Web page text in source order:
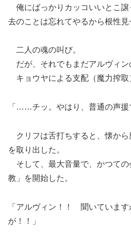
俺にばっかりカッコいいとこ
去のことは忘れてやるから根性見
二人の魂の叫び。
だが、それでもまだアルヴィン
キョウヤによる支配（魔力搾取
「……チッ。やはり、普通の声援
クリフは舌打ちすると、懐から
を取り出した。
そして、最大音量で、かつての
教」を開始した。
「アルヴィン！！ 聞いていま
が！！」